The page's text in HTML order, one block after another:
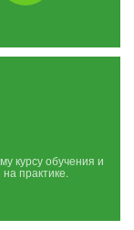
курсу обучения и
практике.